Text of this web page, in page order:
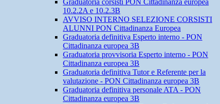
Graduatoria corsisti PON Cittadinanza europea
10.2.2A e 10.2.3B
AVVISO INTERNO SELEZIONE CORSISTI
ALUNNI PON Cittadinanza Europea
Graduatoria definitiva Esperto interno - PON
Cittadinanza europea 3B
Graduatoria provvisoria Esperto interno - PON
Cittadinanza europea 3B
Graduatoria definitiva Tutor e Referente per la
valutazione - PON Cittadinanza europea 3B
Graduatoria definitiva personale ATA - PON
Cittadinanza europea 3B